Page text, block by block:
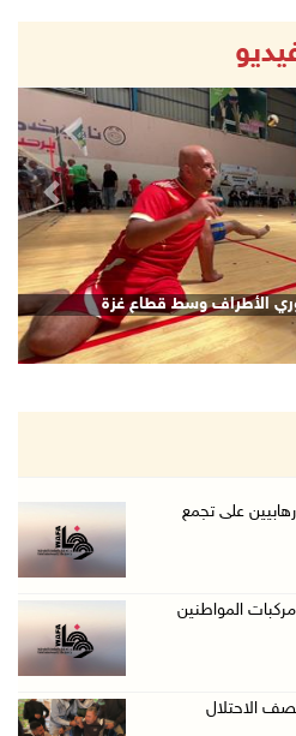
الأطراف وسط قطاع غزة
على تجمع
المواطنين
الاحتلال